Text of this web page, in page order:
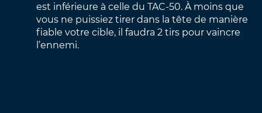
est inférieure à celle du TAC-50. À moins que
vous ne puissiez tirer dans la tête de manière
fiable votre cible, il faudra 2 tirs pour vaincre
l’ennemi.